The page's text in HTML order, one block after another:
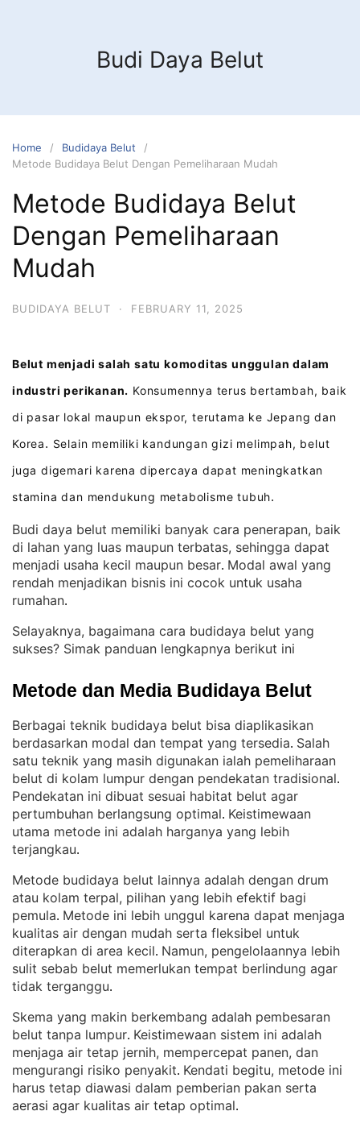
Budi Daya Belut
Home
Budidaya Belut
Metode Budidaya Belut Dengan Pemeliharaan Mudah
Metode Budidaya Belut
Dengan Pemeliharaan
Mudah
BUDIDAYA BELUT · FEBRUARY 11, 2025
Belut menjadi salah satu komoditas unggulan dalam
industri perikanan. Konsumennya terus bertambah, baik
di pasar lokal maupun ekspor, terutama ke Jepang dan
Korea. Selain memiliki kandungan gizi melimpah, belut
juga digemari karena dipercaya dapat meningkatkan
stamina dan mendukung metabolisme tubuh.
Budi daya belut memiliki banyak cara penerapan, baik
di lahan yang luas maupun terbatas, sehingga dapat
menjadi usaha kecil maupun besar. Modal awal yang
rendah menjadikan bisnis ini cocok untuk usaha
rumahan.
Selayaknya, bagaimana cara budidaya belut yang
sukses? Simak panduan lengkapnya berikut ini
Metode dan Media Budidaya Belut
Berbagai teknik budidaya belut bisa diaplikasikan
berdasarkan modal dan tempat yang tersedia. Salah
satu teknik yang masih digunakan ialah pemeliharaan
belut di kolam lumpur dengan pendekatan tradisional
Pendekatan ini dibuat sesuai habitat belut agar
pertumbuhan berlangsung optimal. Keistimewaan
utama metode ini adalah harganya yang lebih
terjangkau.
Metode budidaya belut lainnya adalah dengan drum
atau kolam terpal, pilihan yang lebih efektif bagi
pemula. Metode ini lebih unggul karena dapat menjaga
kualitas air dengan mudah serta fleksibel untuk
diterapkan di area kecil. Namun, pengelolaannya lebih
sulit sebab belut memerlukan tempat berlindung agar
tidak terganggu.
Skema yang makin berkembang adalah pembesaran
belut tanpa lumpur. Keistimewaan sistem ini adalah
menjaga air tetap jernih, mempercepat panen, dan
mengurangi risiko penyakit. Kendati begitu, metode ini
harus tetap diawasi dalam pemberian pakan serta
aerasi agar kualitas air tetap optimal.